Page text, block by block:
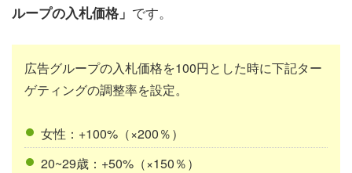
ループの入札価格」 です。
広告グループの入札価格を100円とした時に下記ター
ゲティングの調整率を設定。
女性：+100%（×200％）
20~29歳：+50%（×150％）